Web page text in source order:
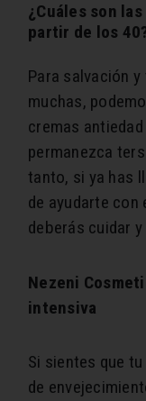
¿Cuáles son
partir de los
Para salvación
muchas,
cremas
permanezca
tanto, si ya has
de ayudarte con
deberás cuidar
Nezeni
intensiva
Si sientes que
de